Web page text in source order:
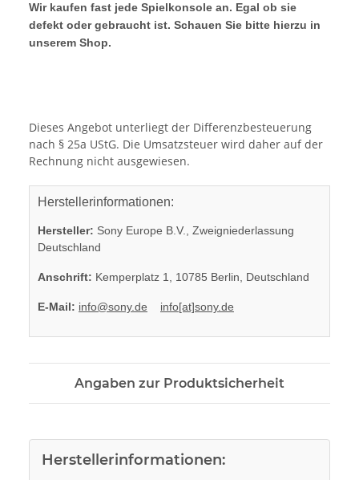
Wir kaufen fast jede Spielkonsole an. Egal ob sie
defekt oder gebraucht ist. Schauen Sie bitte hierzu in
unserem Shop.
Dieses Angebot unterliegt der Differenzbesteuerung
nach § 25a UStG. Die Umsatzsteuer wird daher auf der
Rechnung nicht ausgewiesen.
Herstellerinformationen:
Hersteller: Sony Europe B.V., Zweigniederlassung
Deutschland
Anschrift: Kemperplatz 1, 10785 Berlin, Deutschland
E-Mail: info@sony.de info[at]sony.de
Angaben zur Produktsicherheit
Herstellerinformationen: